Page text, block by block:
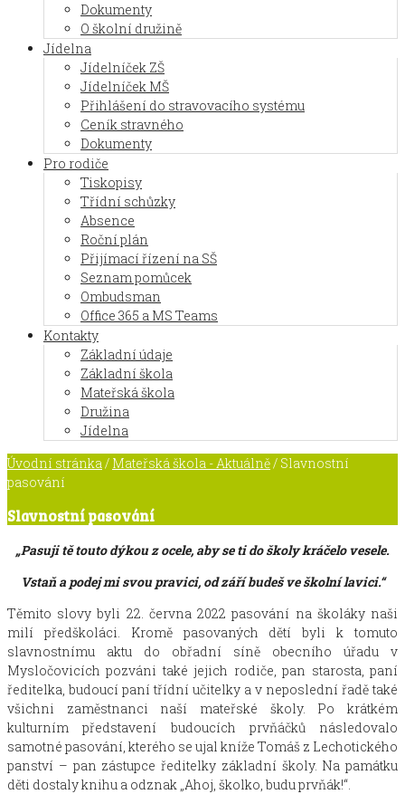
Dokumenty
O školní družině
Jídelna
Jídelníček ZŠ
Jídelníček MŠ
Přihlášení do stravovacího systému
Ceník stravného
Dokumenty
Pro rodiče
Tiskopisy
Třídní schůzky
Absence
Roční plán
Přijímací řízení na SŠ
Seznam pomůcek
Ombudsman
Office 365 a MS Teams
Kontakty
Základní údaje
Základní škola
Mateřská škola
Družina
Jídelna
Úvodní stránka/ Mateřská škola - Aktuálně/ Slavnostní
pasování
Slavnostní pasování
„Pasuji tě touto dýkou z ocele, aby se ti do školy kráčelo vesele.
Vstaň a podej mi svou pravici, od září budeš ve školní lavici.“
Těmito slovy byli 22. června 2022 pasování na školáky naši
milí předškoláci. Kromě pasovaných dětí byli k tomuto
slavnostnímu aktu do obřadní síně obecního úřadu v
Mysločovicích pozváni také jejich rodiče, pan starosta, paní
ředitelka, budoucí paní třídní učitelky a v neposlední řadě také
všichni zaměstnanci naší mateřské školy. Po krátkém
kulturním představení budoucích prvňáčků následovalo
samotné pasování, kterého se ujal kníže Tomáš z Lechotického
panství – pan zástupce ředitelky základní školy. Na památku
děti dostaly knihu a odznak „Ahoj, školko, budu prvňák!“.